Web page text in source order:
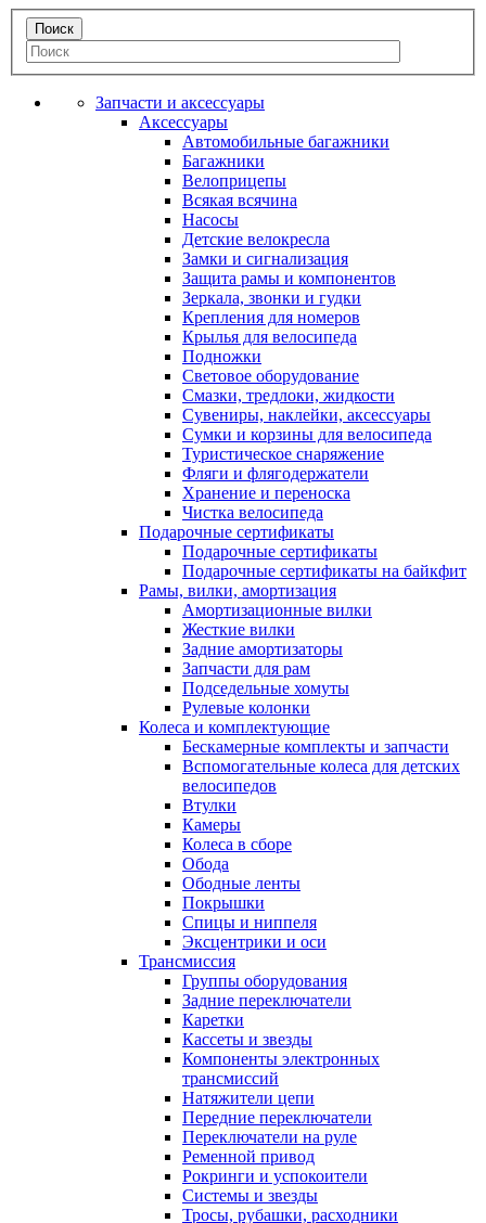
Запчасти и аксессуары
Аксессуары
Автомобильные багажники
Багажники
Велоприцепы
Всякая всячина
Насосы
Детские велокресла
Замки и сигнализация
Защита рамы и компонентов
Зеркала, звонки и гудки
Крепления для номеров
Крылья для велосипеда
Подножки
Световое оборудование
Смазки, тредлоки, жидкости
Сувениры, наклейки, аксессуары
Сумки и корзины для велосипеда
Туристическое снаряжение
Фляги и флягодержатели
Хранение и переноска
Чистка велосипеда
Подарочные сертификаты
Подарочные сертификаты
Подарочные сертификаты на байкфит
Рамы, вилки, амортизация
Амортизационные вилки
Жесткие вилки
Задние амортизаторы
Запчасти для рам
Подседельные хомуты
Рулевые колонки
Колеса и комплектующие
Бескамерные комплекты и запчасти
Вспомогательные колеса для детских
велосипедов
Втулки
Камеры
Колеса в сборе
Обода
Ободные ленты
Покрышки
Спицы и ниппеля
Эксцентрики и оси
Трансмиссия
Группы оборудования
Задние переключатели
Каретки
Кассеты и звезды
Компоненты электронных
трансмиссий
Натяжители цепи
Передние переключатели
Переключатели на руле
Ременной привод
Рокринги и успокоители
Системы и звезды
Тросы, рубашки, расходники